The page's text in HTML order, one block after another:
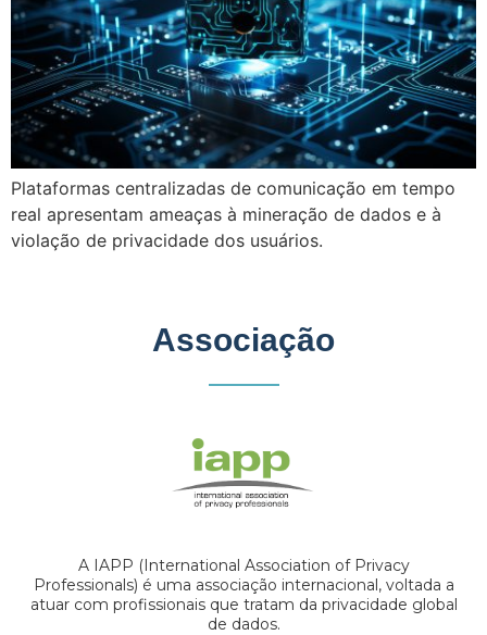
Plataformas centralizadas de comunicação em tempo
real apresentam ameaças à mineração de dados e à
violação de privacidade dos usuários.
Associação
A IAPP (International Association of Privacy
Professionals) é uma associação internacional, voltada a
atuar com profissionais que tratam da privacidade global
de dados.